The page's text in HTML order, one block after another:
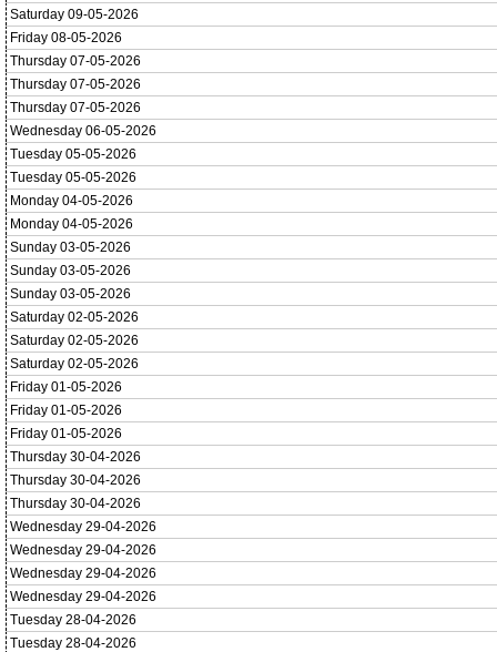
Saturday 09-05-2026
Friday 08-05-2026
Thursday 07-05-2026
Thursday 07-05-2026
Thursday 07-05-2026
Wednesday 06-05-2026
Tuesday 05-05-2026
Tuesday 05-05-2026
Monday 04-05-2026
Monday 04-05-2026
Sunday 03-05-2026
Sunday 03-05-2026
Sunday 03-05-2026
Saturday 02-05-2026
Saturday 02-05-2026
Saturday 02-05-2026
Friday 01-05-2026
Friday 01-05-2026
Friday 01-05-2026
Thursday 30-04-2026
Thursday 30-04-2026
Thursday 30-04-2026
Wednesday 29-04-2026
Wednesday 29-04-2026
Wednesday 29-04-2026
Wednesday 29-04-2026
Tuesday 28-04-2026
Tuesday 28-04-2026